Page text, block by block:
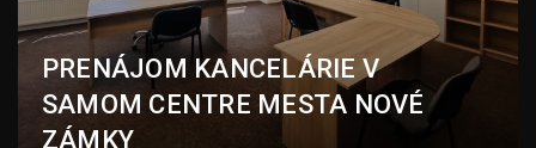
PRENÁJOM KANCELÁRIE V
SAMOM CENTRE MESTA NOVÉ
ZÁMKY